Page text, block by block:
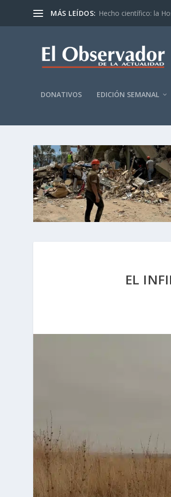
MÁS LEÍDOS: Hecho científico: la
DONATIVOS EDICIÓN SEMANAL
EL